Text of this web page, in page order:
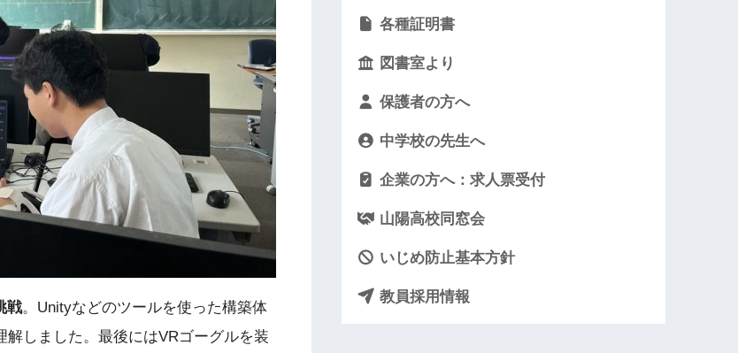
戦。Unityなどのツールを使った構築体
しました。最後にはVRゴーグルを装
各種証明書
図書室より
保護者の方へ
中学校の先生へ
企業の方へ：求人票受付
山陽高校同窓会
いじめ防止基本方針
教員採用情報